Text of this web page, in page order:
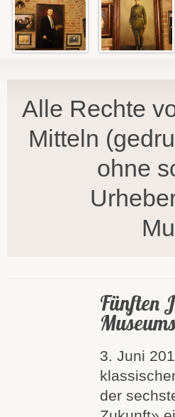
Alle Rechte
Mitteln
ohne
Fünften
Museums
3. Juni
der